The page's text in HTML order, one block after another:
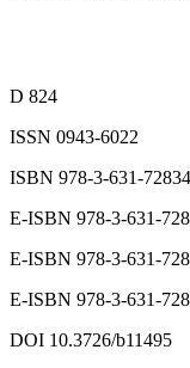
D 824
ISSN 0943-6022
ISBN 978-3-631-
E-ISBN 978-3-631-
E-ISBN 978-3-631-
E-ISBN 978-3-631-
DOI 10.3726/b11495